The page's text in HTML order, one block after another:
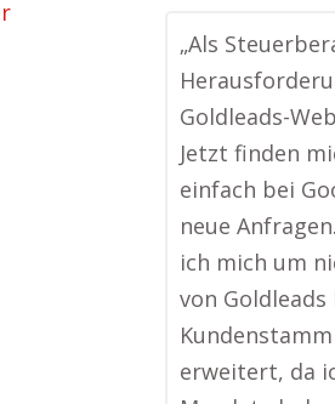
„Als
Goldleads-
Jetzt finden
einfach bei
neue
ich mich um
von
erweitert, da